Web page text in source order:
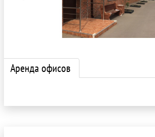
Аренда офисов